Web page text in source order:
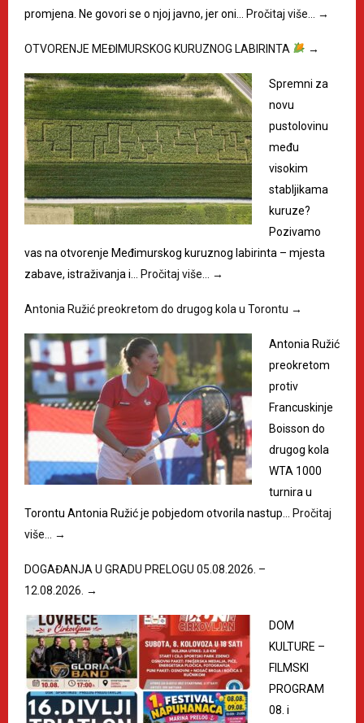
promjena. Ne govori se o njoj javno, jer oni… Pročitaj više… →
OTVORENJE MEĐIMURSKOG KURUZNOG LABIRINTA →
Spremni za
novu
pustolovinu
među
visokim
stabljikama
kuruze?
Pozivamo
vas na otvorenje Međimurskog kuruznog labirinta – mjesta
zabave, istraživanja i… Pročitaj više… →
Antonia Ružić preokretom do drugog kola u Torontu →
Antonia Ružić
preokretom
protiv
Francuskinje
Boisson do
drugog kola
WTA 1000
turnira u
Torontu Antonia Ružić je pobjedom otvorila nastup… Pročitaj
više…
→
DOGAĐANJA U GRADU PRELOGU 05.08.2026. –
12.08.2026. →
DOM
KULTURE –
FILMSKI
PROGRAM
08. i